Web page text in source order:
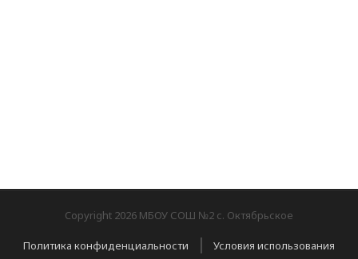
Copyright 2026 МБОУ СОШ №2 с. Октябрьское
Политика конфиденциальности | Условия использования